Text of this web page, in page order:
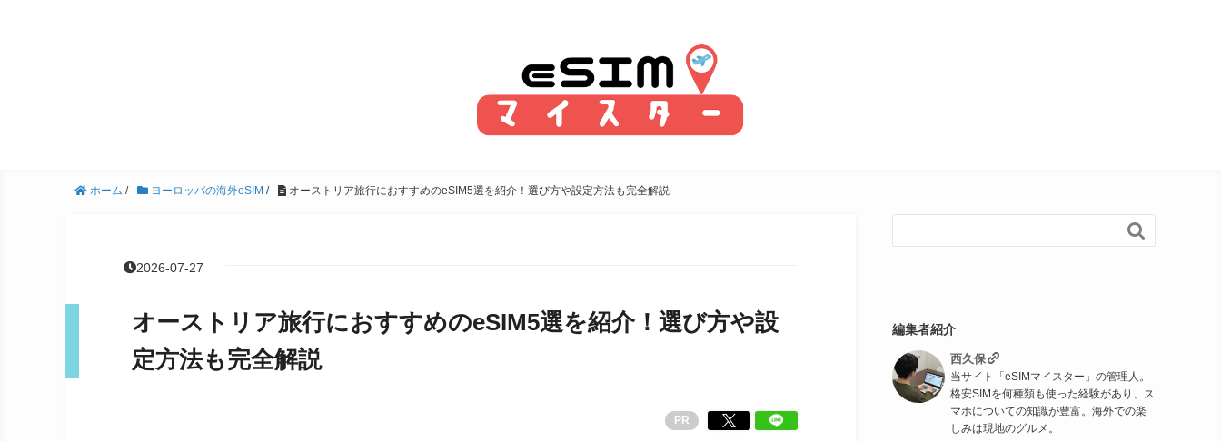
ホーム / ヨーロッパの海外eSIM / オーストリア旅行におすすめのeSIM5選を紹介！選び方や設定方法も完全解説
2026-07-27
オーストリア旅行におすすめのeSIM5選を紹介！選び方や設
定方法も完全解説
PR

編集者紹介
西久保
当サイト「eSIMマイスター」の管理人。
格安SIMを何種類も使った経験があり、ス
マホについての知識が豊富。海外での楽
しみは現地のグルメ。